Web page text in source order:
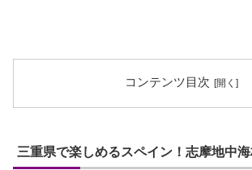
コンテンツ目次
三重県で楽しめるスペイン！志摩地中